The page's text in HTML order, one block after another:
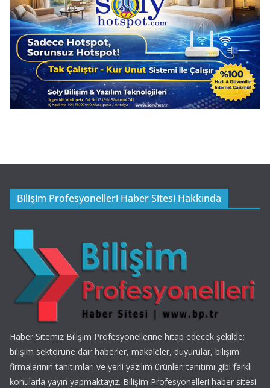
Bilişim Profesyonelleri Haber Sitesi Hakkında
Haber Sitemiz Bilişim Profesyonellerine hitap edecek şekilde;
bilişim sektörüne dair haberler, makaleler, duyurular, bilişim
firmalarının tanıtımları ve yerli yazılım ürünleri tanıtımı gibi farklı
konularla yayın yapmaktayız. Bilişim Profesyonelleri haber sitesi